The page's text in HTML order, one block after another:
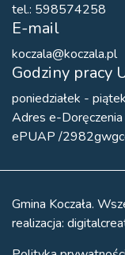
tel.: 598574258
E-mail
koczala@koczala.pl
Godziny pracy
poniedziałek -
Adres e-
ePUAP /
Gmina Koczała.
realizacja: